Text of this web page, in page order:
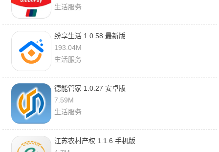
生活服务
纷享生活 1.0.58 最新版
193.04M
生活服务
德能管家 1.0.27 安卓版
7.59M
生活服务
江苏农村产权 1.1.6 手机版